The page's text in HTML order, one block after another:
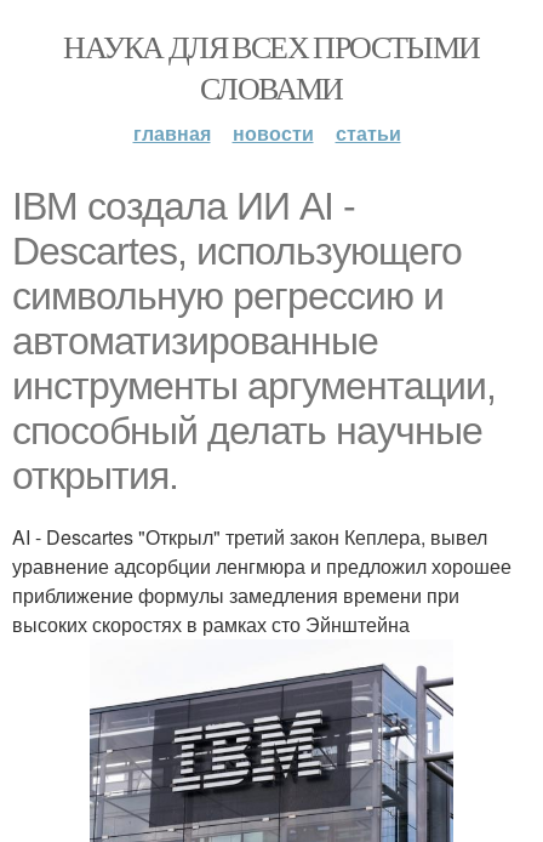
НАУКА ДЛЯ ВСЕХ ПРОСТЫМИ
СЛОВАМИ
главная новости статьи
IBM создала ИИ AI -
Descartes, использующего
символьную регрессию и
автоматизированные
инструменты аргументации,
способный делать научные
открытия.
AI - Descartes "Открыл" третий закон Кеплера, вывел
уравнение адсорбции ленгмюра и предложил хорошее
приближение формулы замедления времени при
высоких скоростях в рамках сто Эйнштейна